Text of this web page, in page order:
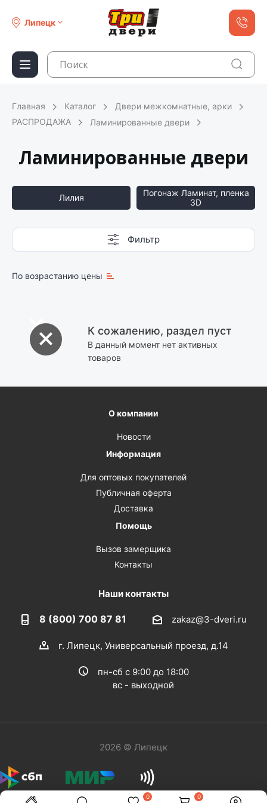
Липецк
0 0
Главная Каталог
Двери межкомнатные, арки
РАСПРОДАЖА
Ламинированные двери
Ламинированные двери
Лилия
Погонаж Ламинат, пленка
3D
Фильтр
По возрастанию цены
К сожалению, раздел пуст
В данный момент нет активных
товаров
О компании
Новости
Информация
Для оптовых покупателей
Публичная оферта
Доставка
Помощь
Вызов замерщика
Контакты
Наши контакты
8 (800) 700 87 81 zakaz@3-dveri.ru
г. Липецк, Универсальный проезд, д.14
пн-сб с 9:00 до 18:00
вс - выходной
2026 © Липецк